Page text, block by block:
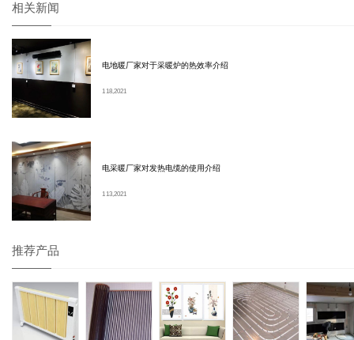
相关新闻
电地暖厂家对于采暖炉的热效率介绍
1 18, 2021
电采暖厂家对发热电缆的使用介绍
1 13, 2021
推荐产品